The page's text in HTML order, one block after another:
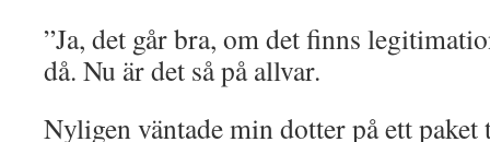
”Ja, det går bra, om det finns
då. Nu är det så på allvar.
Nyligen väntade min dotter på ett